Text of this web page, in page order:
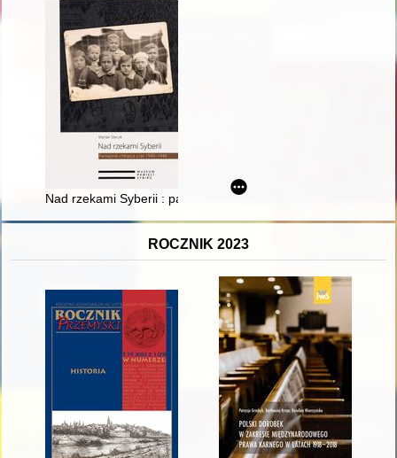
Nad rzekami Syberii : pamiętnik chłopca z lat 1940-1946 :
ROCZNIK 2023